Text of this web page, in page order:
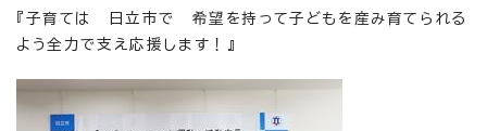
『子育ては 日立市で 希望を持って子どもを産み育てられる
よう全力で支え応援します！』